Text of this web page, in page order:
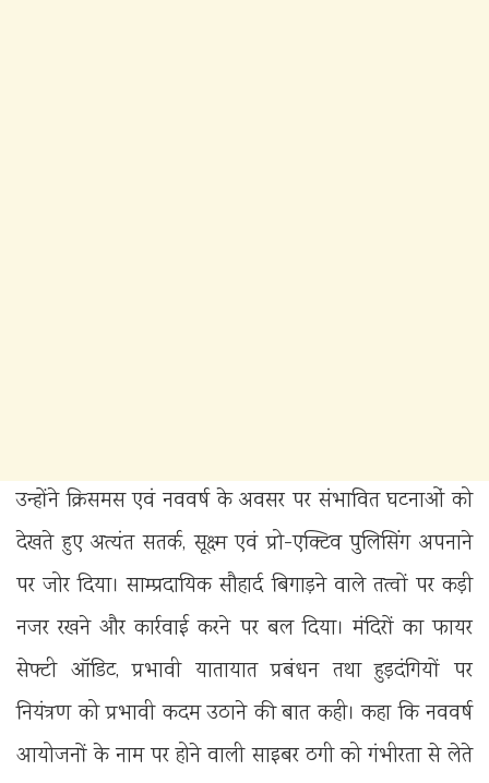
उन्होंने क्रिसमस एवं नववर्ष के अवसर पर संभावित घटनाओं को
देखते हुए अत्यंत सतर्क, सूक्ष्म एवं प्रो-एक्टिव पुलिसिंग अपनाने
पर जोर दिया। साम्प्रदायिक सौहार्द बिगाड़ने वाले तत्वों पर कड़ी
नजर रखने और कार्रवाई करने पर बल दिया। मंदिरों का फायर
सेफ्टी ऑडिट, प्रभावी यातायात प्रबंधन तथा हुड़दंगियों पर
नियंत्रण को प्रभावी कदम उठाने की बात कही। कहा कि नववर्ष
आयोजनों के नाम पर होने वाली साइबर ठगी को गंभीरता से लेते